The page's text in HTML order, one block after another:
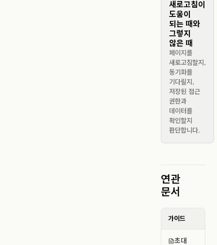
새로고침이
도움이
되는 때와
그렇지
않은 때
페이지를
새로고침할지,
동기화를
기다릴지,
저장된 접근
권한과
데이터를
확인할지
판단합니다.
연관
문서
가이드
초대